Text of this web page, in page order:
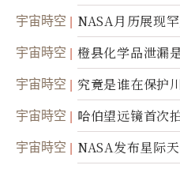
宇宙時空 NASA月历展现
宇宙時空 橙县化学品泄漏
宇宙時空 究竟是谁在保护
宇宙時空
哈伯望远镜首次
爆炸
宇宙時空 NASA发布星际